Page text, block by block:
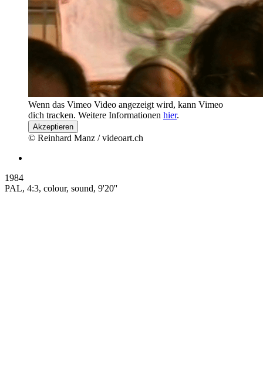
Wenn das Vimeo Video angezeigt wird, kann Vimeo
dich tracken. Weitere Informationen hier.
Akzeptieren
© Reinhard Manz / videoart.ch
1984
PAL, 4:3, colour, sound, 9'20''